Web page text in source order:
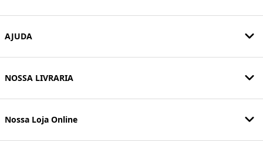
AJUDA
NOSSA LIVRARIA
Nossa Loja Online